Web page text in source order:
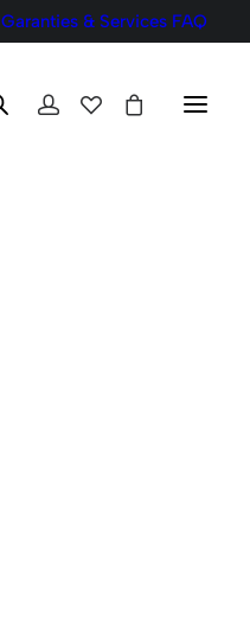
Garanties & Services FAQ